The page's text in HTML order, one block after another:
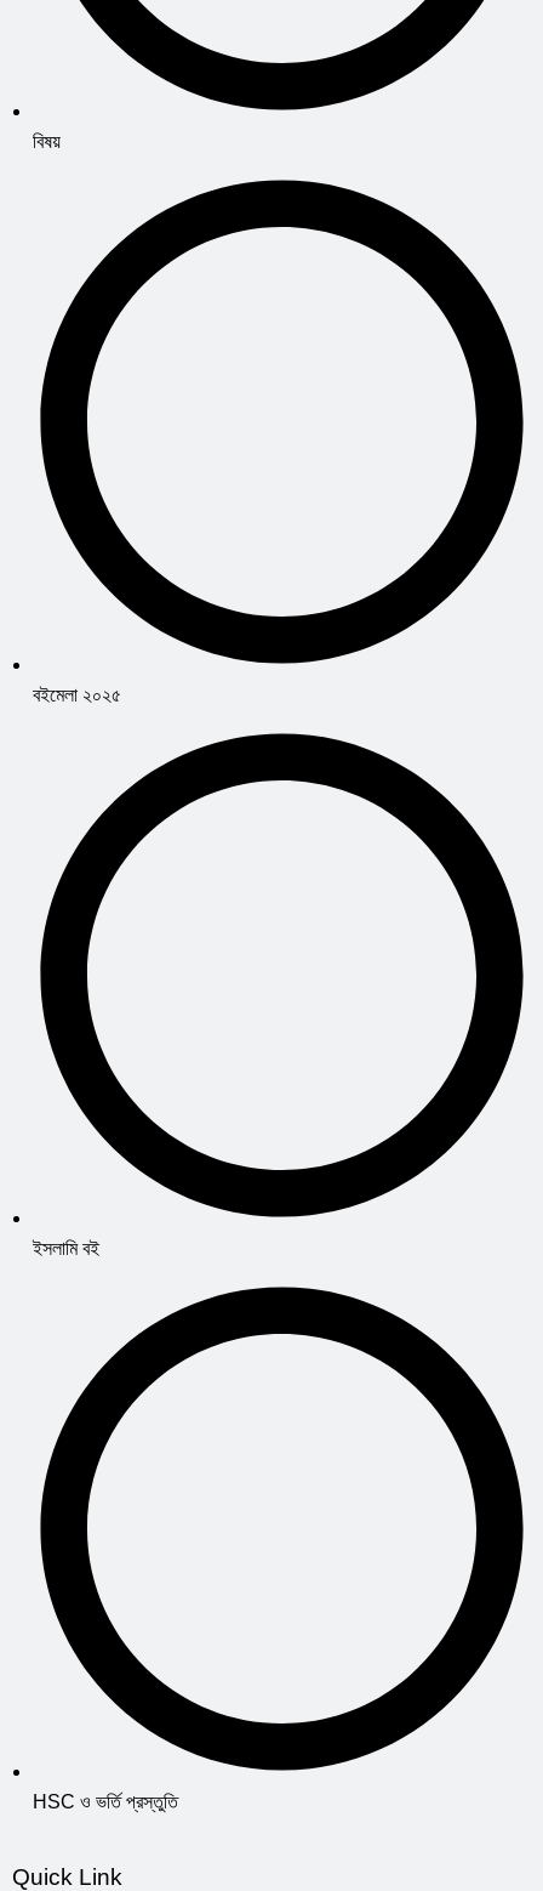
বিষয়
বইমেলা ২০২৫
ইসলামি বই
HSC ও ভর্তি প্রস্তুতি
Quick Link